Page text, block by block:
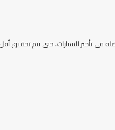
في تأجير السيارات، حتي يتم